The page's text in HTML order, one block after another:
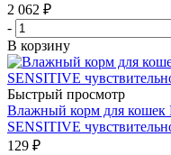
2 062 ₽
-
В корзину
Быстрый просмотр
Влажный корм для
SENSITIVE
129 ₽